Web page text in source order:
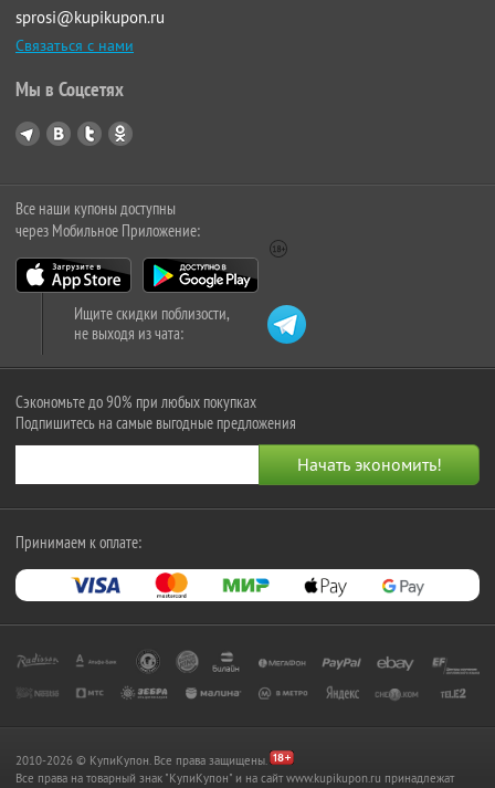
sprosi@kupikupon.ru
Связаться с нами
Мы в Соцсетях
Все наши купоны доступны
через Мобильное Приложение:
Ищите скидки поблизости,
не выходя из чата:
Сэкономьте до 90% при любых покупках
Подпишитесь на самые выгодные предложения
Принимаем к оплате:
2010-2026 © КупиКупон. Все права защищены.
Все права на товарный знак "КупиКупон" и на сайт www.kupikupon.ru принадлежат